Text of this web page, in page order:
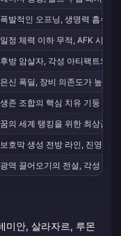
폭발적인 오프닝, 생명력 흡수
일정 체력 이하 무적, AFK 시리
후방 암살자, 각성 아티팩트와
은신 폭딜, 장비 의존도가 높지
생존 조합의 핵심 치유 기둥
꿈의 세계 탱킹을 위한 최상급
보호막 생성 전방 라인, 진영 시
광역 끌어오기의 전설, 각성 폭
미안, 살라자르, 루몬